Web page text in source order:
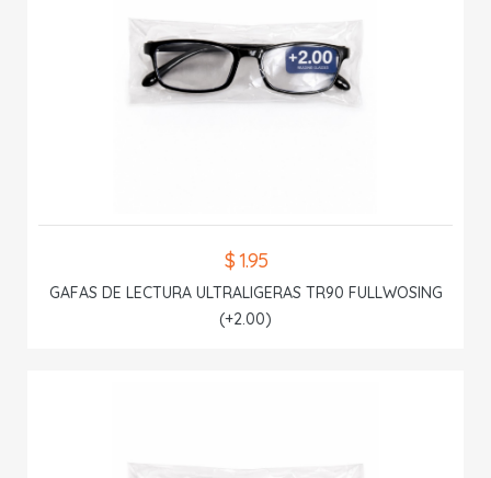
$ 1.95
GAFAS DE LECTURA ULTRALIGERAS TR90 FULLWOSING
(+2.00)